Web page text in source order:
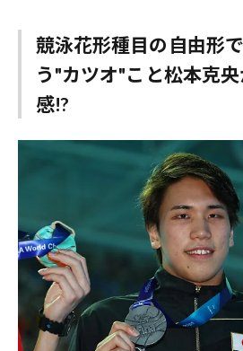
競泳花形種目の自由形
う"カツオ"こと松本克
感!?